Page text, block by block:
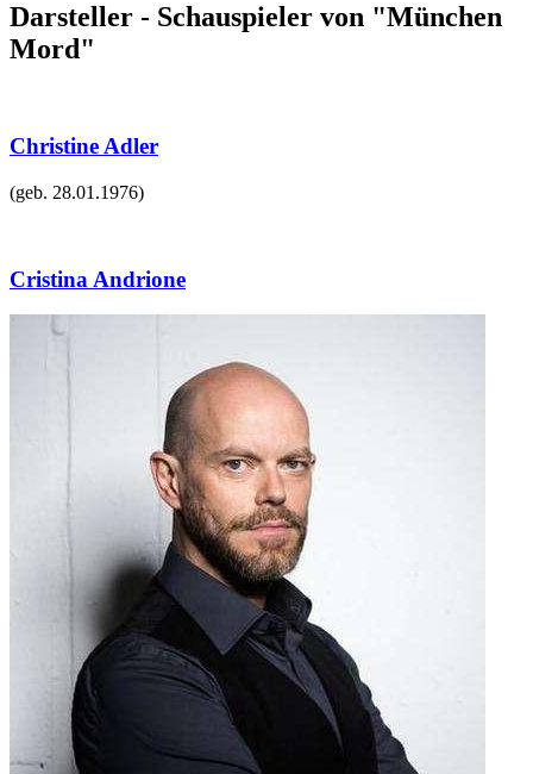
Darsteller - Schauspieler von "München
Mord"
Christine Adler
(geb. 28.01.1976)
Cristina Andrione